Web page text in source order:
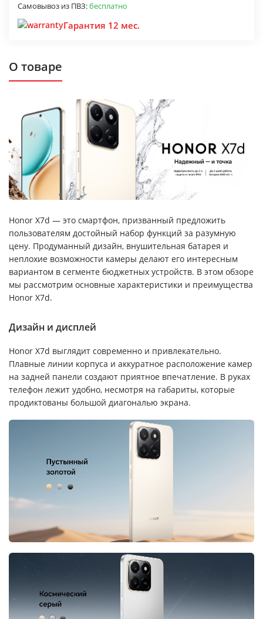
Самовывоз из ПВЗ:бесплатно
Гарантия 12 мес.
О товаре
Honor X7d — это смартфон, призванный предложить
пользователям достойный набор функций за разумную
цену. Продуманный дизайн, внушительная батарея и
неплохие возможности камеры делают его интересным
вариантом в сегменте бюджетных устройств. В этом обзоре
мы рассмотрим основные характеристики и преимущества
Honor X7d.
Дизайн и дисплей
Honor X7d выглядит современно и привлекательно.
Плавные линии корпуса и аккуратное расположение камер
на задней панели создают приятное впечатление. В руках
телефон лежит удобно, несмотря на габариты, которые
продиктованы большой диагональю экрана.